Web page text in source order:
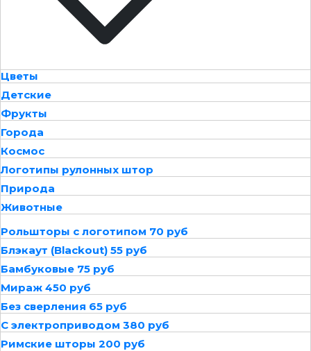
Цветы
Детские
Фрукты
Города
Космос
Логотипы рулонных штор
Природа
Животные
Рольшторы с логотипом 70 руб
Блэкаут (Blackout) 55 руб
Бамбуковые 75 руб
Мираж 450 руб
Без сверления 65 руб
С электроприводом 380 руб
Римские шторы 200 руб